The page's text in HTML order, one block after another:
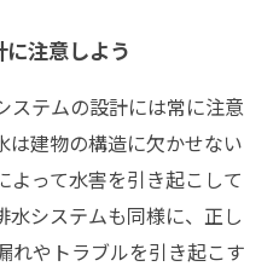
注意しよう
ステムの設計には常に注意
は建物の構造に欠かせない
よって水害を引き起こして
水システムも同様に、正し
れやトラブルを引き起こす